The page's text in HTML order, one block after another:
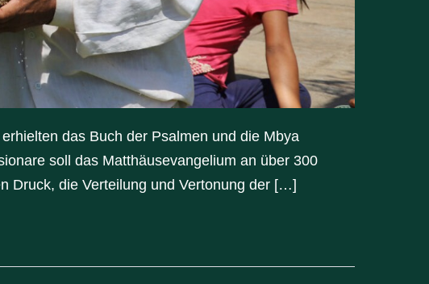
das Buch der Psalmen und die Mbya
soll das Matthäusevangelium an über 300
Druck, die Verteilung und Vertonung der […]